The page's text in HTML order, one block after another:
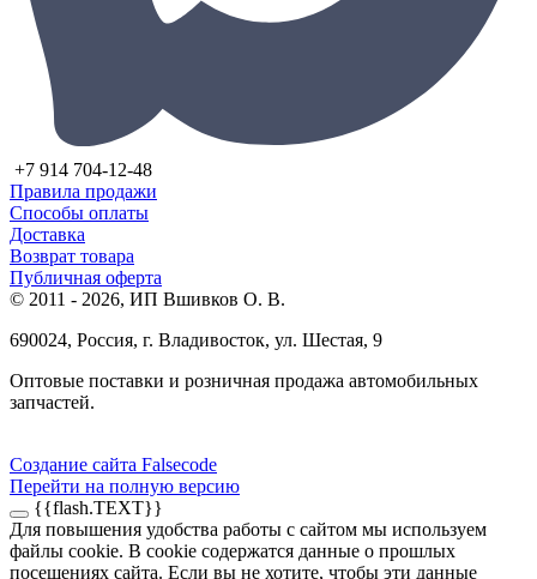
+7 914 704-12-48
Правила продажи
Способы оплаты
Доставка
Возврат товара
Публичная оферта
© 2011 - 2026, ИП Вшивков О. В.
690024, Россия, г. Владивосток, ул. Шестая, 9
Оптовые поставки и розничная продажа автомобильных
запчастей.
Создание сайта Falsecode
Перейти на полную версию
{{flash.TEXT}}
Для повышения удобства работы с сайтом мы используем
файлы cookie. В cookie содержатся данные о прошлых
посещениях сайта. Если вы не хотите, чтобы эти данные